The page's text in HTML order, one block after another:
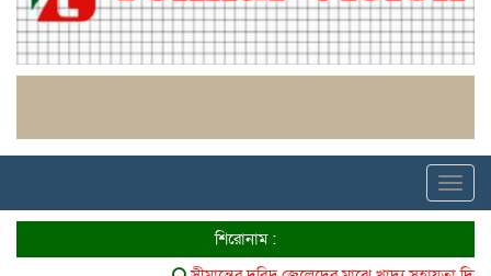
শিরোনাম :